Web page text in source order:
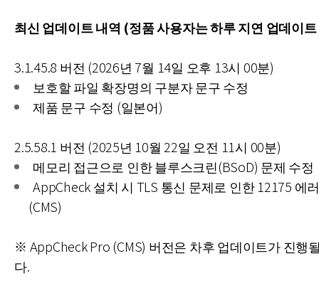
최신 업데이트 내역 (정품 사용자는 하루 지연 업데이
3.1.45.8 버전 (2026년 7월 14일 오후 13시 00분)
보호할 파일 확장명의 구분자 문구 수정
제품 문구 수정 (일본어)
2.5.58.1 버전 (2025년 10월 22일 오전 11시 00분)
메모리 접근으로 인한 블루스크린(BSoD) 문제 수정
AppCheck 설치 시 TLS 통신 문제로 인한 12175 에
(CMS)
※ AppCheck Pro (CMS) 버전은 차후 업데이트가 진행
다.